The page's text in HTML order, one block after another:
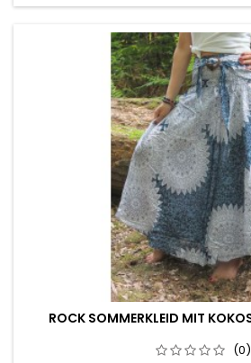
ROCK SOMMERKLEID MIT
(0)